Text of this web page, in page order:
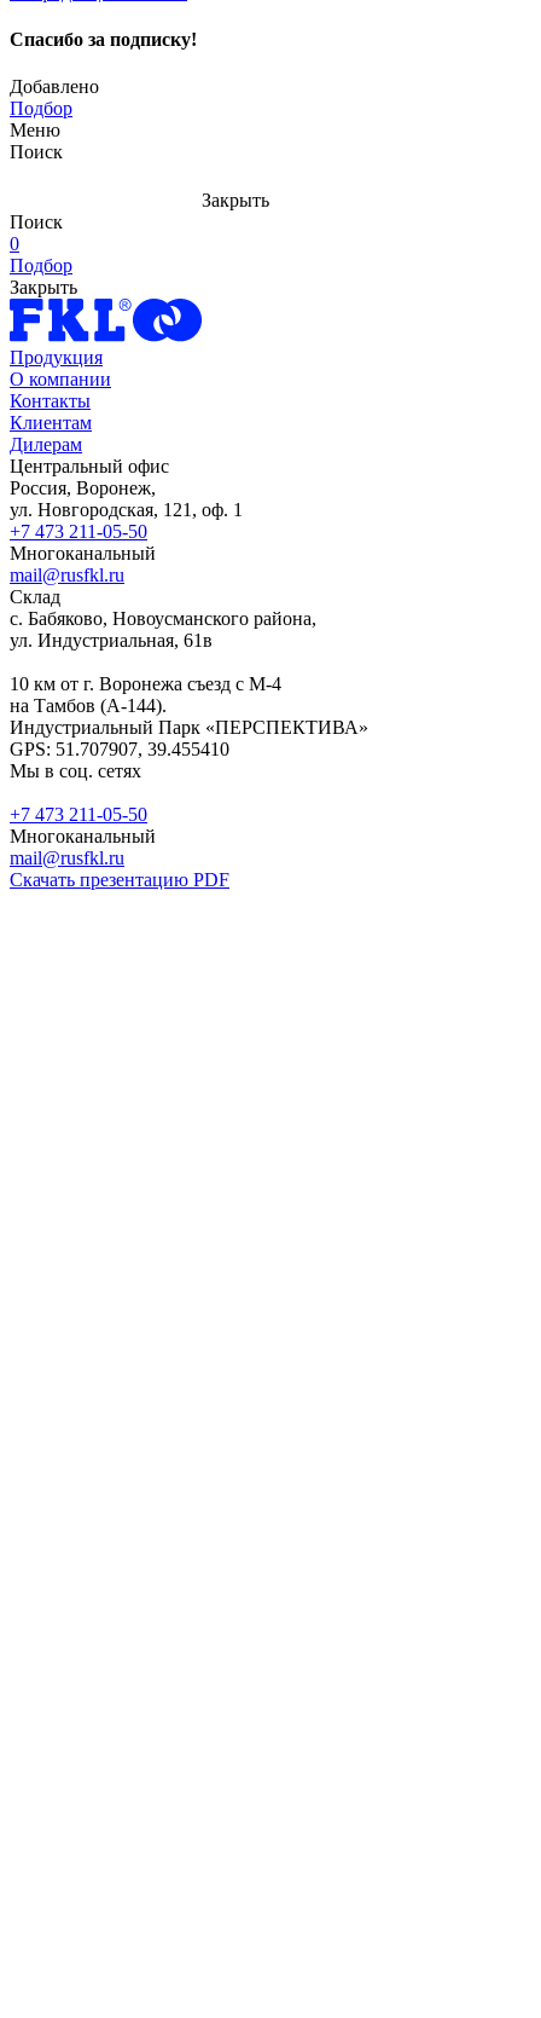
Спасибо за подписку!
Добавлено
Подбор
Меню
Поиск
Закрыть
Поиск
0
Подбор
Закрыть
Продукция
О компании
Контакты
Клиентам
Дилерам
Центральный офис
Россия, Воронеж,
ул. Новгородская, 121, оф. 1
+7 473 211-05-50
Многоканальный
mail@rusfkl.ru
Склад
с. Бабяково, Новоусманского района,
ул. Индустриальная, 61в
10 км от г. Воронежа съезд с М-4
на Тамбов (А-144).
Индустриальный Парк «ПЕРСПЕКТИВА»
GPS: 51.707907, 39.455410
Мы в соц. сетях
+7 473 211-05-50
Многоканальный
mail@rusfkl.ru
Скачать презентацию PDF